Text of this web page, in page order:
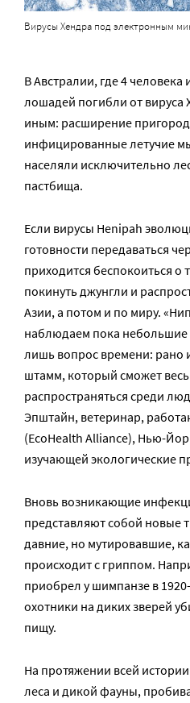
Вирусы Хендра под электронным
В Австралии, где 4 человека
лошадей погибли от вируса
иным: расширение
инфицированные летучие
населяли исключительно
пастбища.
Если вирусы Henipah
готовности передаваться
приходится беспокоиться о
покинуть джунгли и
Азии, а потом и по миру.
наблюдаем пока небольшие
лишь вопрос времени: рано
штамм, который сможет
распространяться среди
Эпштайн, ветеринар,
(EcoHealth Alliance), Нью-
изучающей экологические
Вновь возникающие
представляют собой новые
давние, но мутировавшие,
происходит с гриппом.
приобрел у шимпанзе в
охотники на диких зверей
пищу.
На протяжении всей
леса и дикой фауны,